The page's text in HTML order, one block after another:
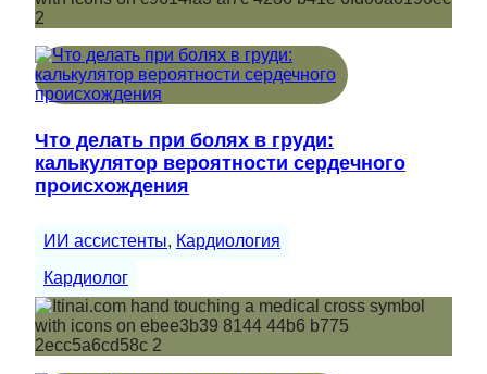
Что делать при болях в груди:
калькулятор вероятности сердечного
происхождения
ИИ ассистенты, Кардиология
Кардиолог